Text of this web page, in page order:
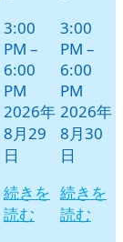
3:00
PM –
6:00
PM
2026年
8月29
日
続きを
読む
3:00
PM –
6:00
PM
2026年
8月30
日
続きを
読む